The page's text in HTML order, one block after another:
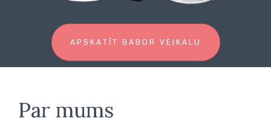
APSKATĪT BABOR VEIKALU
Par mums